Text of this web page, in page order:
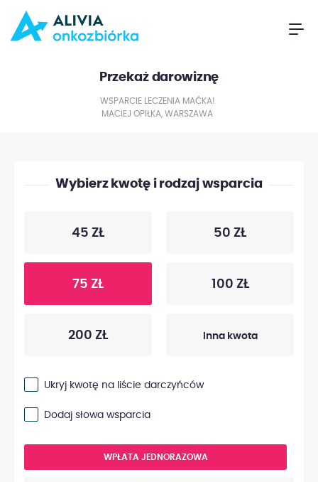
Przekaż darowiznę
WSPARCIE LECZENIA MAĆKA!
MACIEJ OPIŁKA, WARSZAWA
Wybierz kwotę i rodzaj wsparcia
45 ZŁ 50 ZŁ
75 ZŁ 100 ZŁ
200 ZŁ
Ukryj kwotę na liście darczyńców
Dodaj słowa wsparcia
WPŁATA JEDNORAZOWA